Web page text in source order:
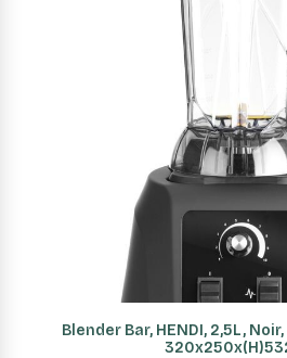
AJOUTER AU
Blender Bar, HENDI, 2,5L,